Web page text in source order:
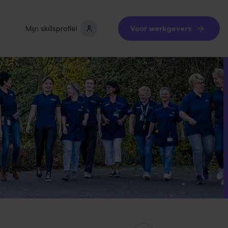
Mijn skillsprofiel Voor werkgevers